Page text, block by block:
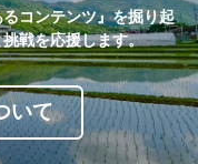
コンテンツ』を掘り起
戦を応援します。
いて